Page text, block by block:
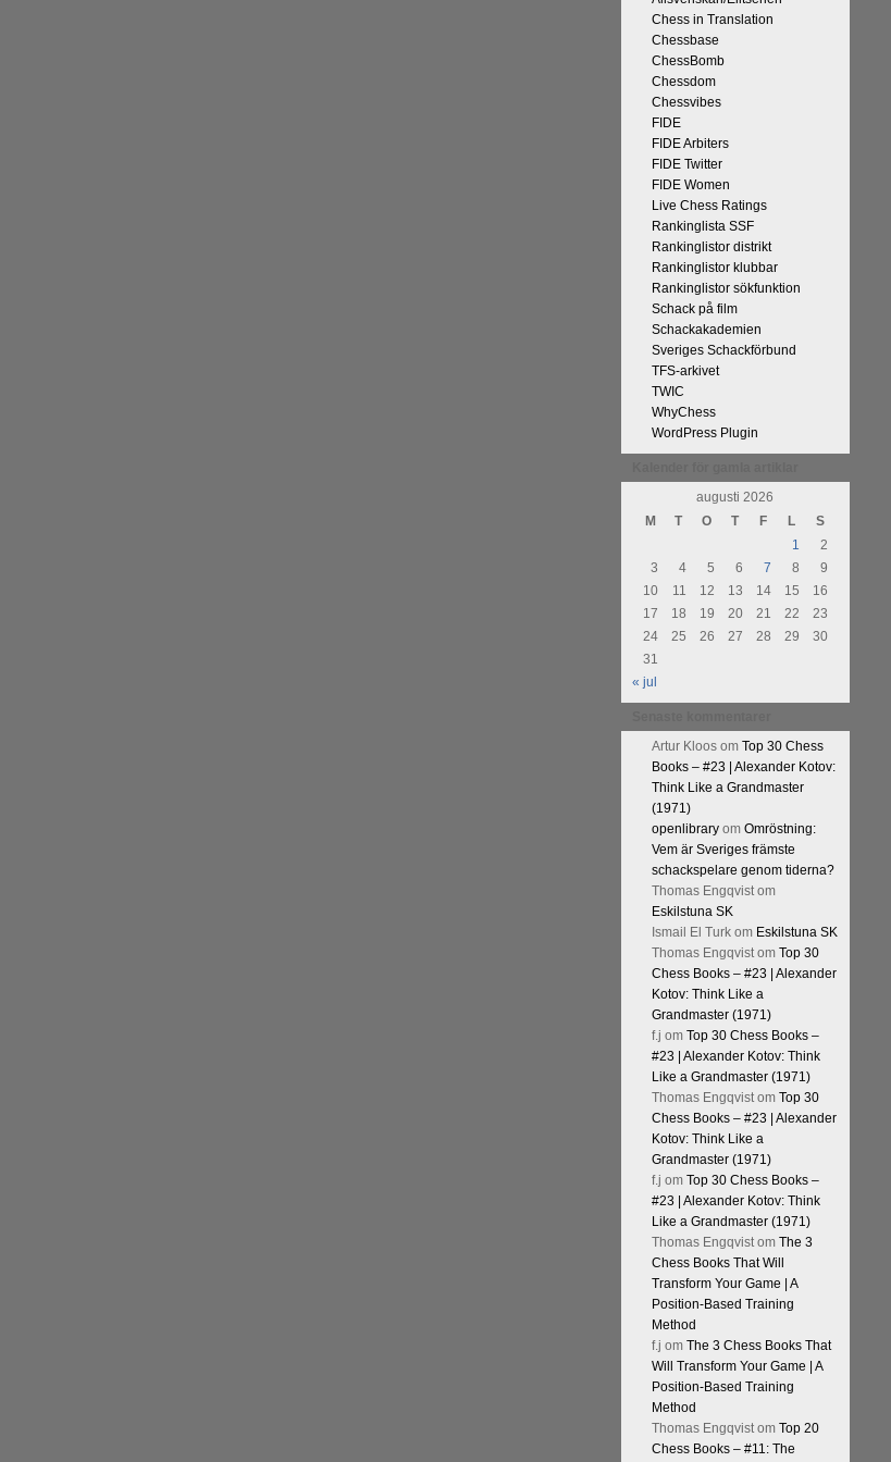
Chess in Translation
Chessbase
ChessBomb
Chessdom
Chessvibes
FIDE
FIDE Arbiters
FIDE Twitter
FIDE Women
Live Chess Ratings
Rankinglista SSF
Rankinglistor distrikt
Rankinglistor klubbar
Rankinglistor sökfunktion
Schack på film
Schackakademien
Sveriges Schackförbund
TFS-arkivet
TWIC
WhyChess
WordPress Plugin
augusti 2026
M
T O T F L
S
1
2
3
4 5 6 7 8
9
10
11 12 13 14 15
16
17
18 19 20 21 22
23
24
25 26 27 28 29
30
31
« jul
Artur Kloosom Top 30 Chess
Books – #23 | Alexander Kotov:
Think Like a Grandmaster
(1971)
openlibraryom Omröstning:
Vem är Sveriges främste
schackspelare genom tiderna?
Thomas Engqvistom
Eskilstuna SK
Ismail El Turkom Eskilstuna SK
Thomas Engqvistom Top 30
Chess Books – #23 | Alexander
Kotov: Think Like a
Grandmaster (1971)
f.j om Top 30 Chess Books –
#23 | Alexander Kotov: Think
Like a Grandmaster (1971)
Thomas Engqvistom Top 30
Chess Books – #23 | Alexander
Kotov: Think Like a
Grandmaster (1971)
f.j om Top 30 Chess Books –
#23 | Alexander Kotov: Think
Like a Grandmaster (1971)
Thomas Engqvistom The 3
Chess Books That Will
Transform Your Game | A
Position-Based Training
Method
f.j om The 3 Chess Books That
Will Transform Your Game | A
Position-Based Training
Method
Thomas Engqvistom Top 20
Chess Books – #11: The